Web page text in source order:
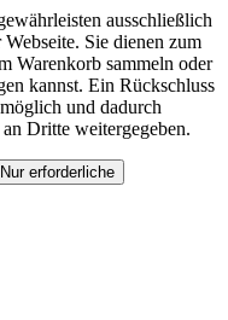
ausschließlich
Sie dienen zum
Warenkorb sammeln oder
kannst. Ein Rückschluss
und dadurch
Dritte weitergegeben.
Nur erforderliche